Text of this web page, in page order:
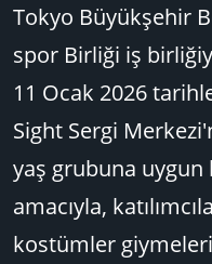
Tokyo Büyükşehir
spor Birliği iş
11 Ocak 2026
Sight Sergi
yaş grubuna
amacıyla,
kostümler